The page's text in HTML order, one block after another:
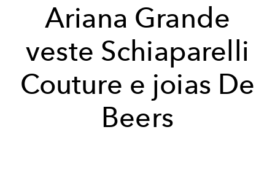
Ariana Grande
veste Schiaparelli
Couture e joias De
Beers